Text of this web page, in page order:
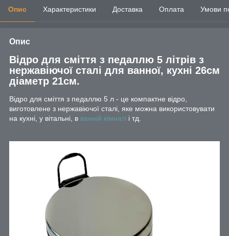
Опис Характеристики Доставка Оплата Умови
Опис
Відро для сміття з педаллю 5 літрів з
нержавіючої сталі для ванної, кухні 26см
діаметр 21см.
Відро для сміття з педаллю 5 л - це компактне відро,
виготовлене з нержавіючої сталі, яке можна використовувати
на кухні, у вітальні, в ванній кімнаті і тд.